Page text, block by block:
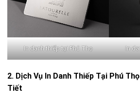
In danh thiếp tại Phú Thọ In
2. Dịch Vụ In Danh Thiếp Tại Phú
Tiết